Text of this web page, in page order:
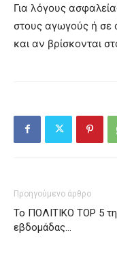
Για λόγους
στους αγωγούς ή σε
και αν βρίσκονται
Προηγούμενο άρθρο
Το ΠΟΛΙΤΙΚΟ ΤΟΡ 5
εβδομάδας…